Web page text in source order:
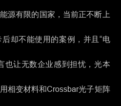
源有限的国家，当前正不断上
却不能使用的案例，并且“电
也让无数企业感到担忧，光本
相变材料和Crossbar光子矩阵